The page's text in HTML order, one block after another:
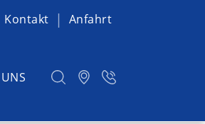
Kontakt Anfahrt